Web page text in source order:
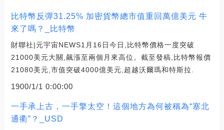
比特幣反彈31.25% 加密貨幣總市值重回萬億美元 牛
來了嗎？_比特幣
財聯社|元宇宙NEWS1月16日今日,比特幣價格一度突破
21000美元大關,飆漲至兩個月來高位。截至發稿,比特幣報價
21080美元,市值突破4000億美元,超越沃爾瑪和特斯拉.
1900/1/1 0:00:00
一手承上古，一手擎太空！這個地方為何被稱為“塞北
通衢”？_USD